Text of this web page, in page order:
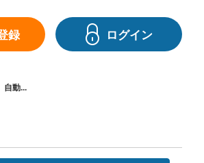
録 ログイン
自動...